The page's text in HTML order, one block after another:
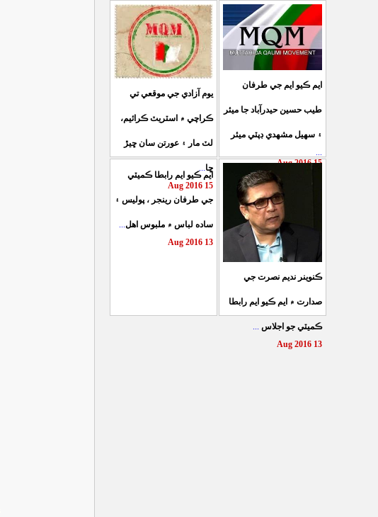
يوم آزادي جي موقعي تي
ڪراچي ۾ اسٽريٽ ڪرائيم،
لٽ مار ۽ عورتن سان ڇيڙ
ڇا...
15 Aug 2016
ايم ڪيو ايم جي طرفان
طيب حسين حيدرآباد جا ميئر
۽ سهيل مشهدي ڊپٽي ميئر
...
15 Aug 2016
ايم ڪيو ايم رابطا ڪميٽي
جي طرفان رينجر ، پوليس ۽
ساده لباس ۾ ملبوس اهل...
13 Aug 2016
ڪنوينر نديم نصرت جي
صدارت ۾ ايم ڪيو ايم رابطا
ڪميٽي جو اجلاس ...
13 Aug 2016